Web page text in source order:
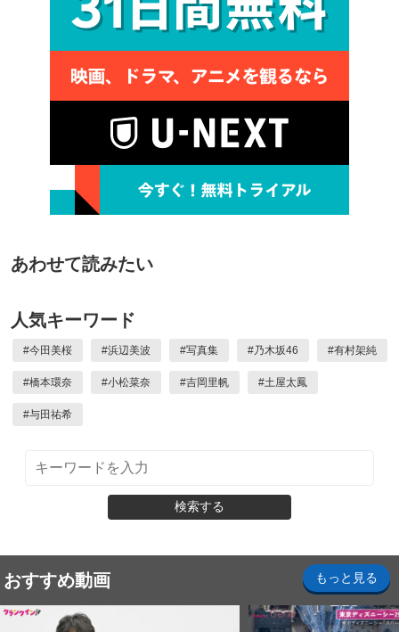
あわせて読みたい
人気キーワード
#今田美桜 #浜辺美波 #写真集 #乃木坂46 #有村架純
#橋本環奈 #小松菜奈 #吉岡里帆 #土屋太鳳
#与田祐希
検索する
おすすめ動画 もっと見る